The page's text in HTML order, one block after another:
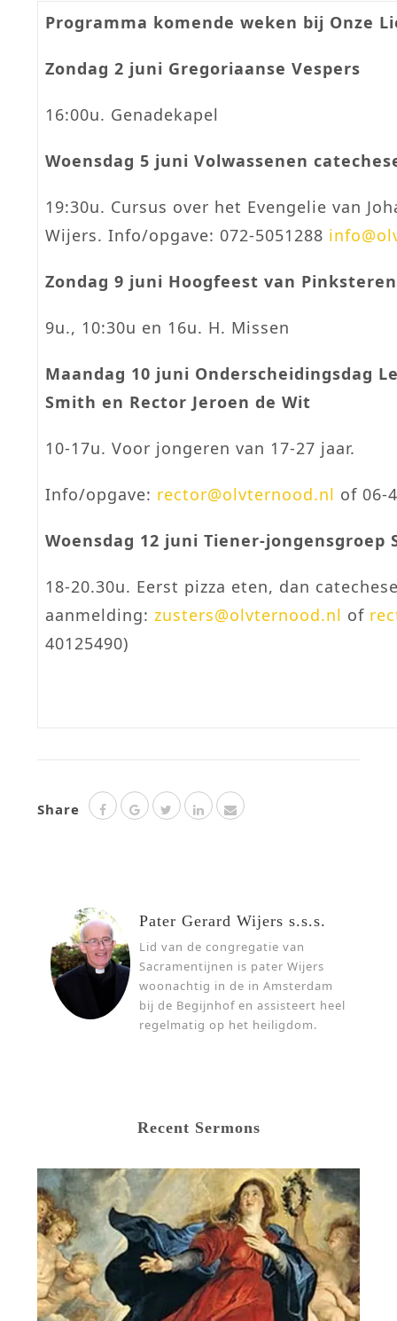
Programma komende weken bij Onze
Zondag 2 juni Gregoriaanse Vespers
16:00u. Genadekapel
Woensdag 5 juni Volwassenen
19:30u. Cursus over het Evengelie van
Wijers. Info/opgave: 072-5051288
Zondag 9 juni Hoogfeest van
9u., 10:30u en 16u. H. Missen
Maandag 10 juni Onderscheidingsdag
Smith en Rector Jeroen de Wit
10-17u. Voor jongeren van 17-27 jaar.
Info/opgave: rector@olvternood.nl of 06-
Woensdag 12 juni Tiener-jongensgroep
18-20.30u. Eerst pizza eten, dan
aanmelding: zusters@olvternood.nl of
40125490)
Share
Pater Gerard Wijers s.s.s.
Lid van de congregatie van
Sacramentijnen is pater Wijers
woonachtig in de in Amsterdam
bij de Begijnhof en assisteert heel
regelmatig op het heiligdom.
Recent Sermons